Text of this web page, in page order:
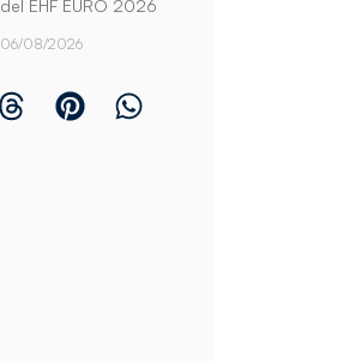
del EHF EURO 2026
06/08/2026